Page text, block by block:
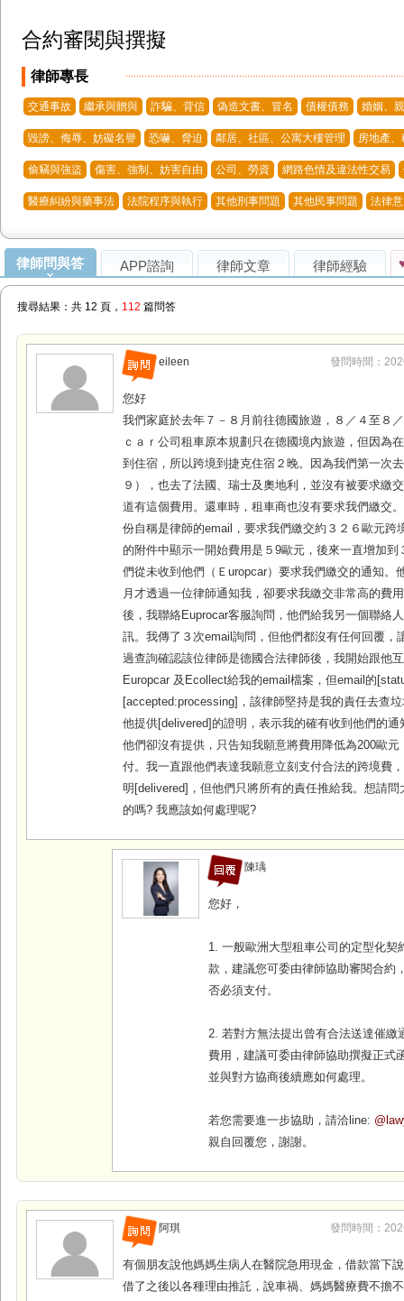
合約審閱與撰擬
律師專長
交通事故 繼承與贈與 詐騙、背信 偽造文書、冒名 債權債務 婚姻、
毀謗、侮辱、妨礙名譽 恐嚇、脅迫 鄰居、社區、公寓大樓管理 房地產、
偷竊與強盜 傷害、強制、妨害自由 公司、勞資 網路色情及違法性交易
醫療糾紛與藥事法 法院程序與執行 其他刑事問題 其他民事問題 法律
律師問與答 APP諮詢 律師文章 律師經驗
搜尋結果：共 12 頁， 112 篇問答
eileen 發問時間：
您好
我們家庭於去年７－８月前往德國旅遊，８／４至８
ｃａｒ公司租車原本規劃只在德國境內旅遊，但因為
到住宿，所以跨境到捷克住宿２晚。因為我們第一次
９），也去了法國、瑞士及奧地利，並沒有被要求繳
道有這個費用。還車時，租車商也沒有要求我們繳交
份自稱是律師的email，要求我們繳交約３２６歐元跨
的附件中顯示一開始費用是５9歐元，後來一直增加到
們從未收到他們（Ｅuropcar）要求我們繳交的通知。
月才透過一位律師通知我，卻要求我繳交非常高的費
後，我聯絡Euprocar客服詢問，他們給我另一個聯絡
訊。我傳了３次email詢問，但他們都沒有任何回覆，
過查詢確認該位律師是德國合法律師後，我開始跟他
Europcar 及Ecollect給我的email檔案，但email的
[accepted:processing]，該律師堅持是我的責任去查
他提供[delivered]的證明，表示我的確有收到他們的通
他們卻沒有提供，只告知我願意將費用降低為200歐元
付。我一直跟他們表達我願意立刻支付合法的跨境費
明[delivered]，但他們只將所有的責任推給我。想請問
的嗎? 我應該如何處理呢?
陳瑀
您好，
1. 一般歐洲大型租車公司的定型化契
款，建議您可委由律師協助審閱合約
否必須支付。
2. 若對方無法提出曾有合法送達催繳
費用，建議可委由律師協助撰擬正式
並與對方協商後續應如何處理。
若您需要進一步協助，請洽line:
親自回覆您，謝謝。
阿琪 發問時間：
有個朋友說他媽媽生病人在醫院急用現金，借款當下
借了之後以各種理由推託，說車禍、媽媽醫療費不擔